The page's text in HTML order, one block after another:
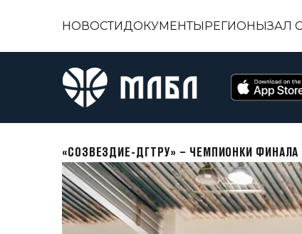
НОВОСТИДОКУМЕНТЫРЕГИОНЫЗАЛ
«СОЗВЕЗДИЕ-ДГТРУ» – ЧЕМПИОНКИ